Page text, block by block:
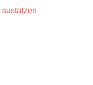
sustatzen